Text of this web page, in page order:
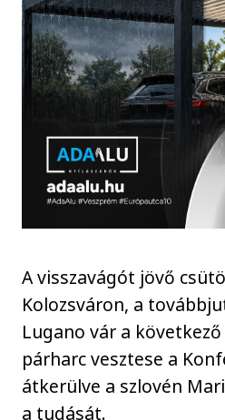
A visszavágót jövő
Kolozsváron, a
Lugano vár a
párharc vesztese a
átkerülve a szlovén
a tudását.